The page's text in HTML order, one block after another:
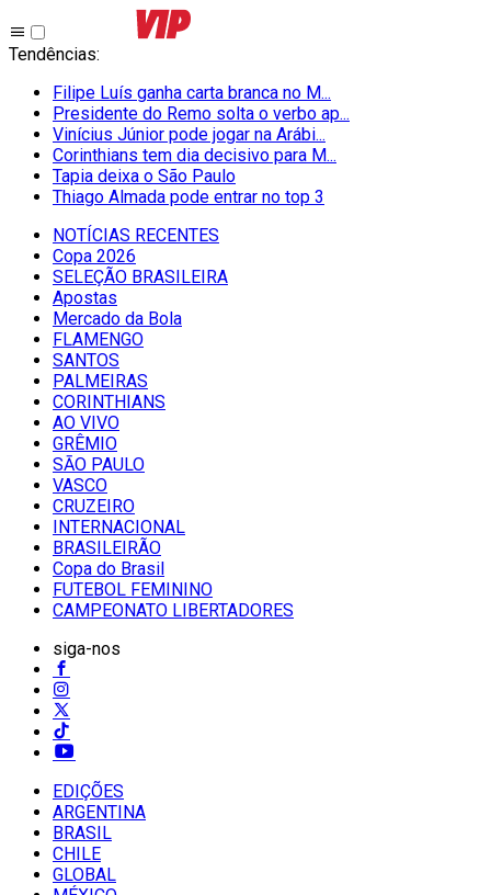
Tendências:
Filipe Luís ganha carta branca no M...
Presidente do Remo solta o verbo ap...
Vinícius Júnior pode jogar na Arábi...
Corinthians tem dia decisivo para M...
Tapia deixa o São Paulo
Thiago Almada pode entrar no top 3
NOTÍCIAS RECENTES
Copa 2026
SELEÇÃO BRASILEIRA
Apostas
Mercado da Bola
FLAMENGO
SANTOS
PALMEIRAS
CORINTHIANS
AO VIVO
GRÊMIO
SĀO PAULO
VASCO
CRUZEIRO
INTERNACIONAL
BRASILEIRÃO
Copa do Brasil
FUTEBOL FEMININO
CAMPEONATO LIBERTADORES
siga-nos
EDIÇÕES
ARGENTINA
BRASIL
CHILE
GLOBAL